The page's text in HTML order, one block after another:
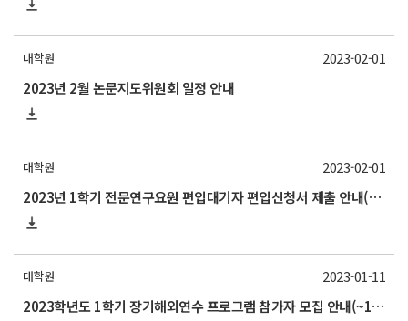
대학원
2023년 2월 논문지도위원회 일정 안내
2023-02-01
대학원
2023년 1학기 전문연구요원 편입대기자 편입신청서 제출 안내(~2/3)
2023-02-01
대학원
2023학년도 1학기 장기해외연수 프로그램 참가자 모집 안내(~1/20)
2023-01-11